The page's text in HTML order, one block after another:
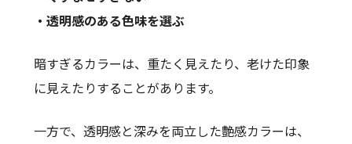
・透明感のある色味を選ぶ
暗すぎるカラーは、重たく見えたり、老けた印象
に見えたりすることがあります。
一方で、透明感と深みを両立した艶感カラーは、